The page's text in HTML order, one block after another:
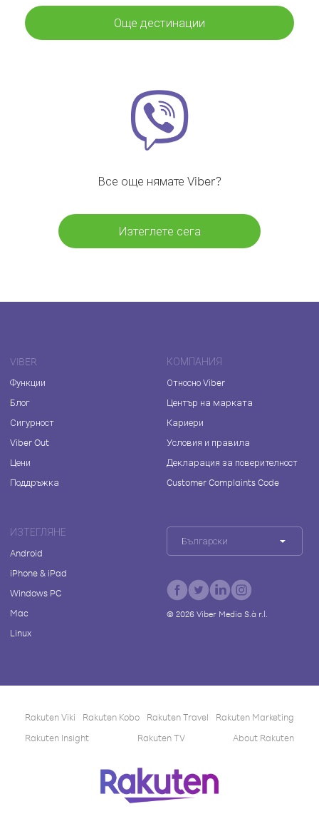
Още дестинации
Все още нямате Viber?
Изтеглете сега
VIBER
Функции
Блог
Сигурност
Viber Out
Цени
Поддръжка
КОМПАНИЯ
Относно Viber
Център на марката
Кариери
Условия и правила
Декларация за поверителност
Customer Complaints Code
ИЗТЕГЛЯНЕ
Android
iPhone & iPad
Windows PC
Mac
Linux
Български
© 2026Viber Media S.à r.l.
Rakuten Viki Rakuten Kobo Rakuten Travel
Rakuten Marketing
Rakuten Insight
Rakuten TV About Rakuten